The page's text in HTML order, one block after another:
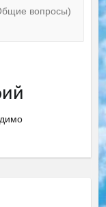
вопросы)